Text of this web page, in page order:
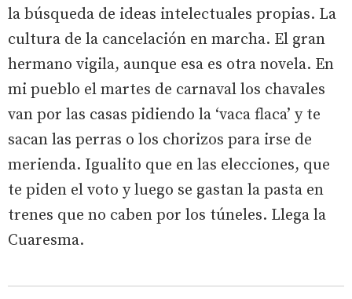
la búsqueda de ideas intelectuales propias. La
cultura de la cancelación en marcha. El gran
hermano vigila, aunque esa es otra novela. En
mi pueblo el martes de carnaval los chavales
van por las casas pidiendo la ‘vaca flaca’ y te
sacan las perras o los chorizos para irse de
merienda. Igualito que en las elecciones, que
te piden el voto y luego se gastan la pasta en
trenes que no caben por los túneles. Llega la
Cuaresma.